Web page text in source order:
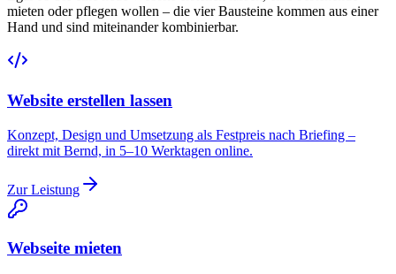
mieten oder pflegen wollen – die vier Bausteine kommen aus einer
Hand und sind miteinander kombinierbar.
Website erstellen lassen
Konzept, Design und Umsetzung als Festpreis nach Briefing –
direkt mit Bernd, in 5–10 Werktagen online.
Zur Leistung
Webseite mieten